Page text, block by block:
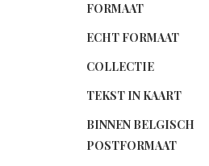
FORMAAT
ECHT FORMAAT
COLLECTIE
TEKST IN KAART
BINNEN BELGISCH
POSTFORMAAT